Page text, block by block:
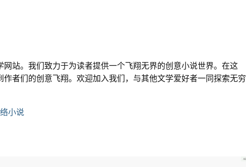
站。我们致力于为读者提供一个飞翔无界的创意小说世界。在这
者们的创意飞翔。欢迎加入我们，与其他文学爱好者一同探索无穷
小说